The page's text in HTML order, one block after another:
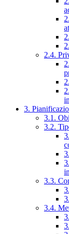
2.4.
3.
3.1.
3.2.
3.3.
3.4.